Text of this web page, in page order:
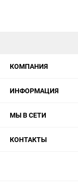
КОМПАНИЯ
ИНФОРМАЦИЯ
МЫ В СЕТИ
КОНТАКТЫ